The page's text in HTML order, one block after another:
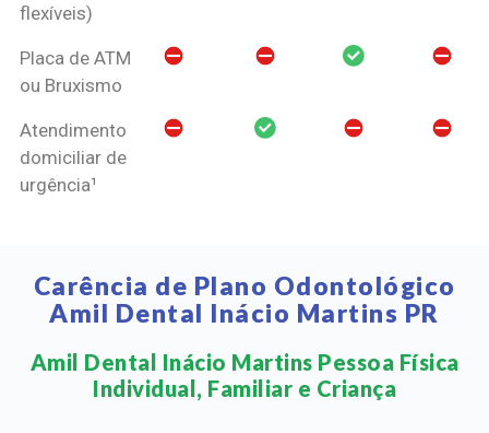
flexíveis)
Placa de ATM
ou Bruxismo
Atendimento
domiciliar de
urgência¹
Carência de Plano Odontológico
Amil Dental Inácio Martins PR
Amil Dental Inácio Martins Pessoa Física
Individual, Familiar e Criança​